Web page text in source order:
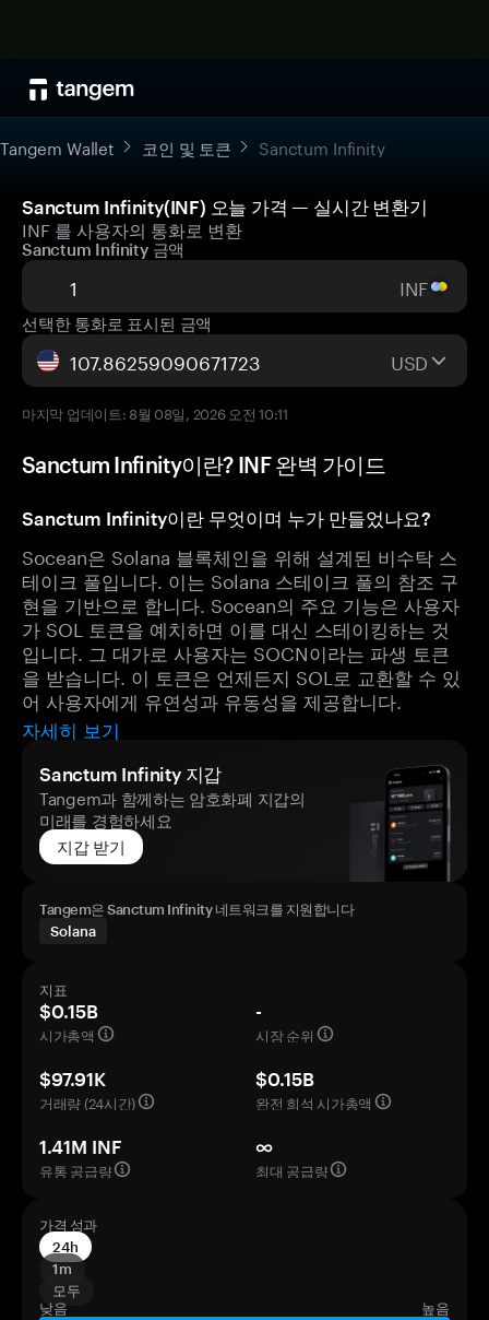
Tangem Wallet 코인 및 토큰 Sanctum Infinity
Sanctum Infinity(INF) 오늘 가격 — 실시간 변환기
INF 를 사용자의 통화로 변환
Sanctum Infinity 금액
INF
선택한 통화로 표시된 금액
USD
마지막 업데이트: 8월 08일, 2026 오전 10:11
Sanctum Infinity이란? INF 완벽 가이드
Sanctum Infinity이란 무엇이며 누가 만들었나요?
Socean은 Solana 블록체인을 위해 설계된 비수탁 스
테이크 풀입니다. 이는 Solana 스테이크 풀의 참조 구
현을 기반으로 합니다. Socean의 주요 기능은 사용자
가 SOL 토큰을 예치하면 이를 대신 스테이킹하는 것
입니다. 그 대가로 사용자는 SOCN이라는 파생 토큰
을 받습니다. 이 토큰은 언제든지 SOL로 교환할 수 있
어 사용자에게 유연성과 유동성을 제공합니다.
자세히 보기
Sanctum Infinity 지갑
Tangem과 함께하는 암호화폐 지갑의
미래를 경험하세요
지갑 받기
Tangem은 Sanctum Infinity 네트워크를 지원합니다
Solana
지표
$0.15B
시가총액
-
시장 순위
$97.91K
거래량 (24시간)
$0.15B
완전 희석 시가총액
1.41M INF
유통 공급량
∞
최대 공급량
가격 성과
24h
1m
모두
낮음
높음